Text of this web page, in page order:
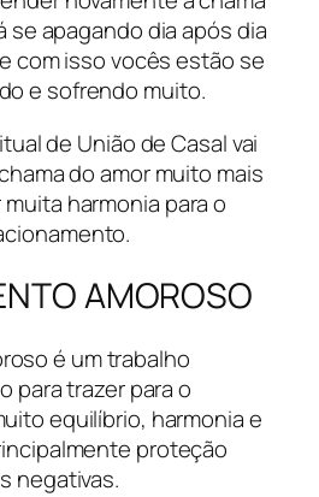
se apagando dia após dia
com isso vocês estão se
e sofrendo muito.
de União de Casal vai
do amor muito mais
harmonia para o
AMOROSO
é um trabalho
para trazer para o
equilíbrio, harmonia e
proteção
negativas.